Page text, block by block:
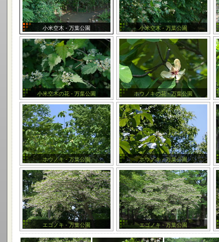
小米空木 - 万葉公園 小米空木 - 万葉公園
小米空木の花 - 万葉公園 ホウノキの花 - 万葉公園
ホウノキ - 万葉公園 ホウノキ - 万葉公園
エゴノキ - 万葉公園 エゴノキ - 万葉公園